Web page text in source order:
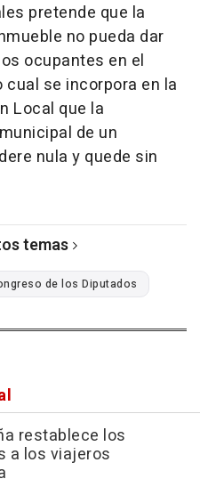
pretende que la
no pueda dar
ocupantes en el
se incorpora en la
Local que la
de un
nula y quede sin
temas
de los Diputados
restablece los
a los viajeros